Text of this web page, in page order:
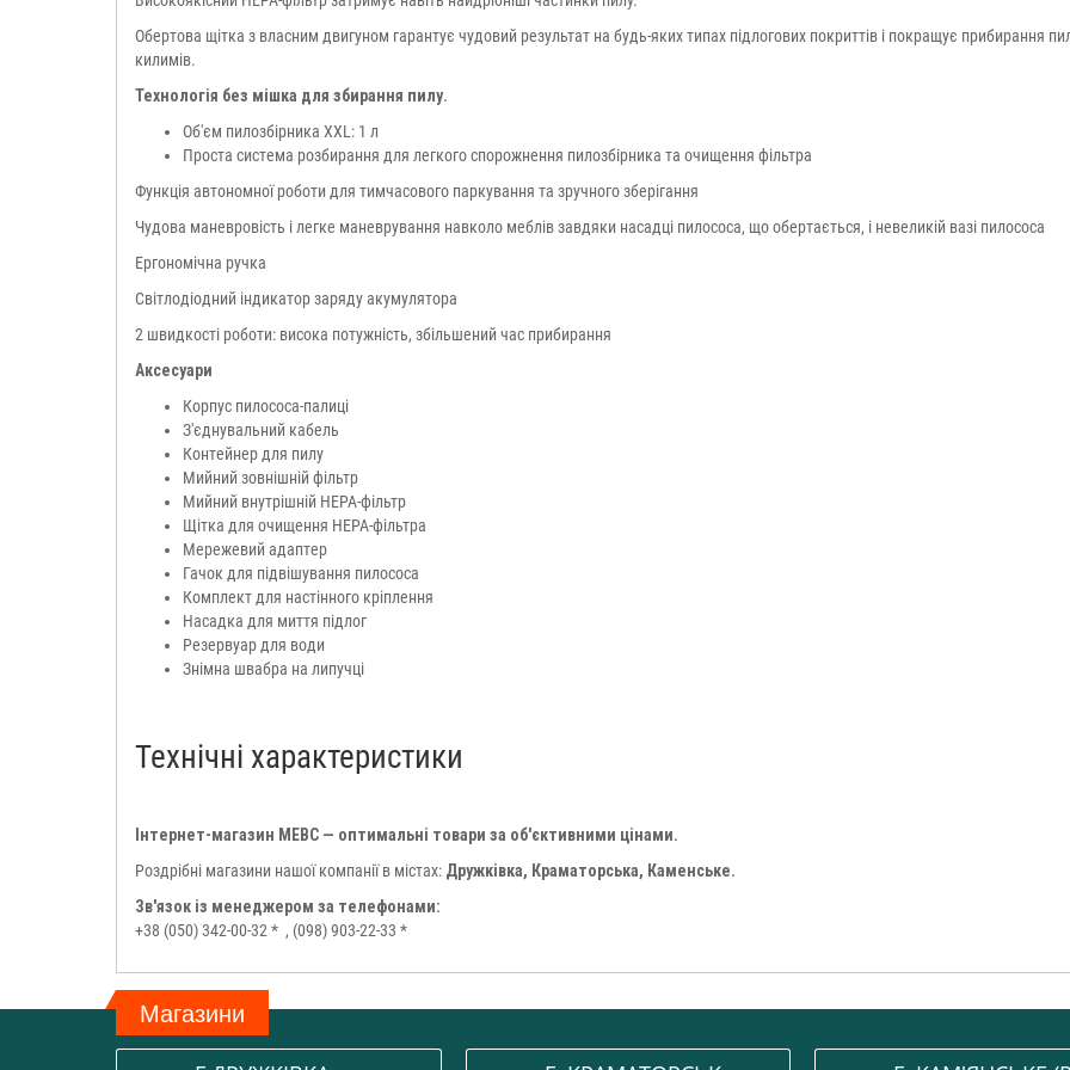
Обертова щітка з власним двигуном гарантує чудовий результат на будь-яких типах підлогових покриттів і покращує прибирання
килимів.
Технологія без мішка для збирання пилу.
Об'єм пилозбірника XXL: 1 л
Проста система розбирання для легкого спорожнення пилозбірника та очищення фільтра
Функція автономної роботи для тимчасового паркування та зручного зберігання
Чудова маневровість і легке маневрування навколо меблів завдяки насадці пилососа, що обертається, і невеликій вазі пилососа
Ергономічна ручка
Світлодіодний індикатор заряду акумулятора
2 швидкості роботи: висока потужність, збільшений час прибирання
Аксесуари
Корпус пилососа-палиці
З'єднувальний кабель
Контейнер для пилу
Мийний зовнішній фільтр
Мийний внутрішній HEPA-фільтр
Щітка для очищення HEPA-фільтра
Мережевий адаптер
Гачок для підвішування пилососа
Комплект для настінного кріплення
Насадка для миття підлог
Резервуар для води
Знімна швабра на липучці
Технічні характеристики
Інтернет-магазин МЕВС — оптимальні товари за об'єктивними цінами.
Роздрібні магазини нашої компанії в містах: Дружківка, Краматорська, Каменське.
Зв'язок із менеджером за телефонами:
+38 (050) 342-00-32 * , (098) 903-22-33 *
Магазини